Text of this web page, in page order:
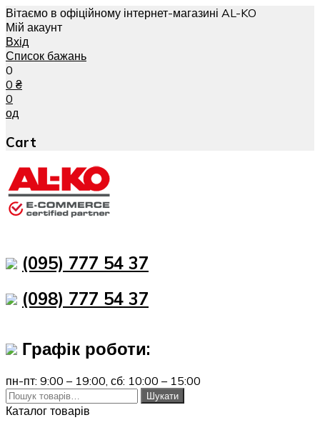
Вітаємо в офіційному інтернет-магазині AL-KO
Мій акаунт
Вхід
Список бажань
0
0 ₴
0
од
Cart
(095) 777 54 37
(098) 777 54 37
Графік роботи:
пн-пт: 9:00 – 19:00, сб: 10:00 – 15:00
Шукати:
Шукати
Каталог товарів